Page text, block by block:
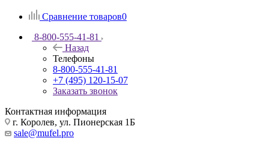
Сравнение товаров0
8-800-555-41-81
Назад
Телефоны
8-800-555-41-81
+7 (495) 120-15-07
Заказать звонок
Контактная информация
г. Королев, ул. Пионерская 1Б
sale@mufel.pro